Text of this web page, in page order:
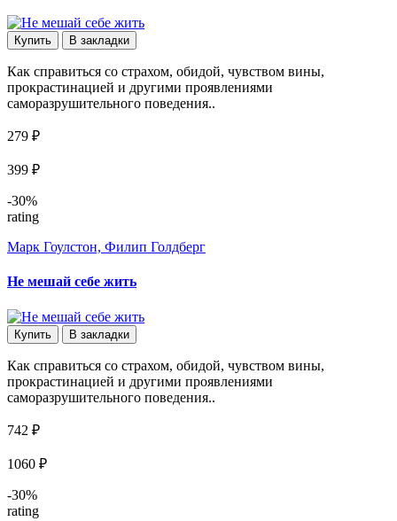
Купить В закладки
Как справиться со страхом, обидой, чувством вины,
прокрастинацией и другими проявлениями
саморазрушительного поведения..
279 ₽
399 ₽
-30%
rating
Марк Гоулстон, Филип Голдберг
Не мешай себе жить
Купить В закладки
Как справиться со страхом, обидой, чувством вины,
прокрастинацией и другими проявлениями
саморазрушительного поведения..
742 ₽
1060 ₽
-30%
rating